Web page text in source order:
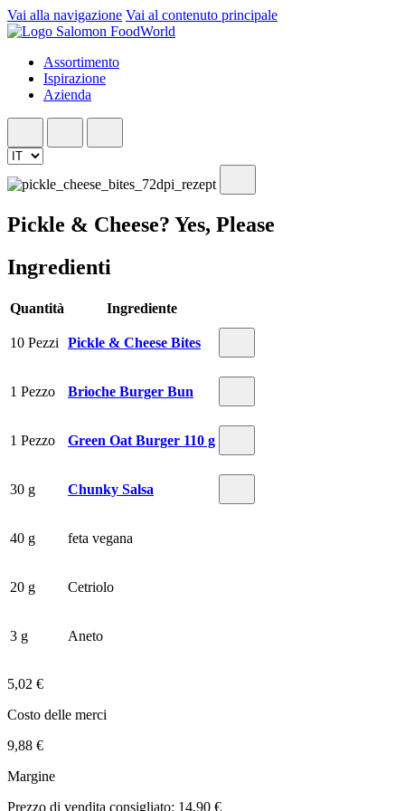
Vai alla navigazione Vai al contenuto principale
Assortimento
Ispirazione
Azienda
Pickle & Cheese? Yes, Please
Ingredienti
Quantità Ingrediente
10 Pezzi Pickle & Cheese Bites
1 Pezzo Brioche Burger Bun
1 Pezzo Green Oat Burger 110 g
30 g Chunky Salsa
40 g feta vegana
20 g Cetriolo
3 g Aneto
5,02 €
Costo delle merci
9,88 €
Margine
Prezzo di vendita consigliato: 14,90 €